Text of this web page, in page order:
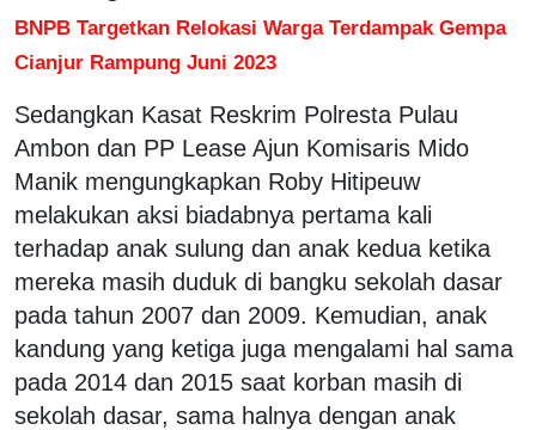
BNPB Targetkan Relokasi Warga Terdampak Gempa
Cianjur Rampung Juni 2023
Sedangkan Kasat Reskrim Polresta Pulau
Ambon dan PP Lease Ajun Komisaris Mido
Manik mengungkapkan Roby Hitipeuw
melakukan aksi biadabnya pertama kali
terhadap anak sulung dan anak kedua ketika
mereka masih duduk di bangku sekolah dasar
pada tahun 2007 dan 2009. Kemudian, anak
kandung yang ketiga juga mengalami hal sama
pada 2014 dan 2015 saat korban masih di
sekolah dasar, sama halnya dengan anak